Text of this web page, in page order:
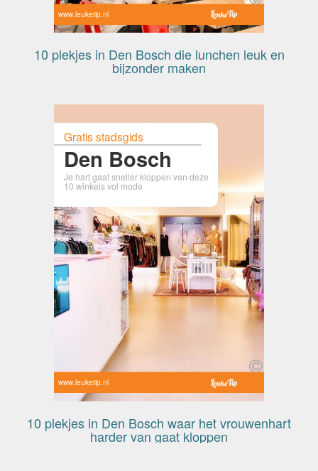
www.leuketip.nl
10 plekjes in Den Bosch die lunchen leuk en
bijzonder maken
Gratis stadsgids
Den Bosch
Je hart gaat sneller kloppen van deze
10 winkels vol mode
www.leuketip.nl
10 plekjes in Den Bosch waar het vrouwenhart
harder van gaat kloppen